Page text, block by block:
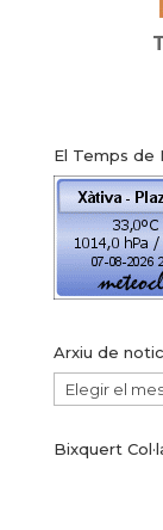
El Temps de
Arxiu de
Arxiu
noticies
Bixquert